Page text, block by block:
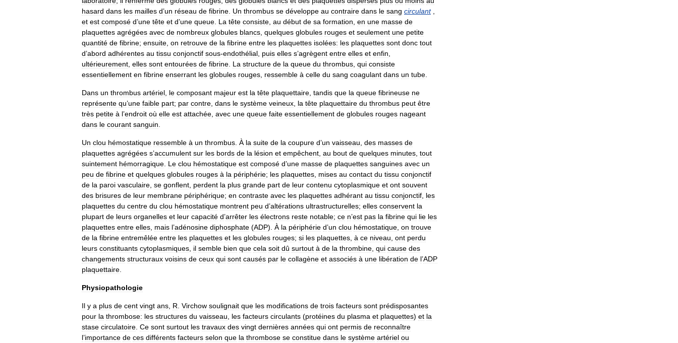
hasard dans les mailles d’un réseau de fibrine Un thrombus se développe au contraire dans le sang circulant,
et est composé d’une tête et d’une queue La tête consiste au début de sa formation en une masse de
plaquettes agrégées avec de nombreux globules blancs quelques globules rouges et seulement une petite
quantité de fibrine; ensuite on retrouve de la fibrine entre les plaquettes isolées: les plaquettes sont donc tout
d’abord adhérentes au tissu conjonctif sous-endothélial puis elles s’agrègent entre elles et enfin
ultérieurement elles sont entourées de fibrine La structure de la queue du thrombus qui consiste
essentiellement en fibrine enserrant les globules rouges ressemble à celle du sang coagulant dans un tube
Dans un thrombus artériel le composant majeur est la tête plaquettaire tandis que la queue fibrineuse ne
représente qu’une faible part; par contre dans le système veineux la tête plaquettaire du thrombus peut être
très petite à l’endroit où elle est attachée avec une queue faite essentiellement de globules rouges nageant
dans le courant sanguin
Un clou hémostatique ressemble à un thrombus À la suite de la coupure d’un vaisseau des masses de
plaquettes agrégées s’accumulent sur les bords de la lésion et empêchent au bout de quelques minutes tout
suintement hémorragique Le clou hémostatique est composé d’une masse de plaquettes sanguines avec un
peu de fibrine et quelques globules rouges à la périphérie; les plaquettes mises au contact du tissu conjonctif
de la paroi vasculaire se gonflent perdent la plus grande part de leur contenu cytoplasmique et ont souvent
des brisures de leur membrane périphérique; en contraste avec les plaquettes adhérant au tissu conjonctif les
plaquettes du centre du clou hémostatique montrent peu d’altérations ultrastructurelles; elles conservent la
plupart de leurs organelles et leur capacité d’arrêter les électrons reste notable; ce n’est pas la fibrine qui lie les
plaquettes entre elles mais l’adénosine diphosphate (ADP). À la périphérie d’un clou hémostatique on trouve
de la fibrine entremêlée entre les plaquettes et les globules rouges; si les plaquettes à ce niveau ont perdu
leurs constituants cytoplasmiques il semble bien que cela soit dû surtout à de la thrombine qui cause des
changements structuraux voisins de ceux qui sont causés par le collagène et associés à une libération de l’ADP
plaquettaire
Physiopathologie
Il y a plus de cent vingt ans R Virchow soulignait que les modifications de trois facteurs sont prédisposantes
pour la thrombose: les structures du vaisseau les facteurs circulants (protéines du plasma et plaquettes) et la
stase circulatoire Ce sont surtout les travaux des vingt dernières années qui ont permis de reconnaître
l’importance de ces différents facteurs selon que la thrombose se constitue dans le système artériel ou